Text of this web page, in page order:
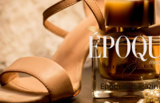
Epoque